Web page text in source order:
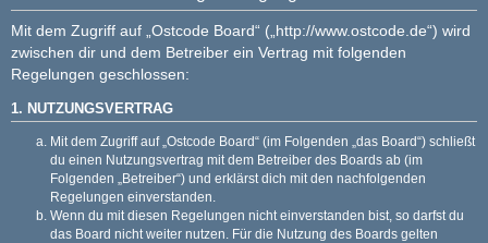
Mit dem Zugriff auf „Ostcode Board“ („http://www.ostcode.de“) wird
zwischen dir und dem Betreiber ein Vertrag mit folgenden
Regelungen geschlossen:
1. NUTZUNGSVERTRAG
Mit dem Zugriff auf „Ostcode Board“ (im Folgenden „das Board“) schließt
du einen Nutzungsvertrag mit dem Betreiber des Boards ab (im
Folgenden „Betreiber“) und erklärst dich mit den nachfolgenden
Regelungen einverstanden.
Wenn du mit diesen Regelungen nicht einverstanden bist, so darfst du
das Board nicht weiter nutzen. Für die Nutzung des Boards gelten